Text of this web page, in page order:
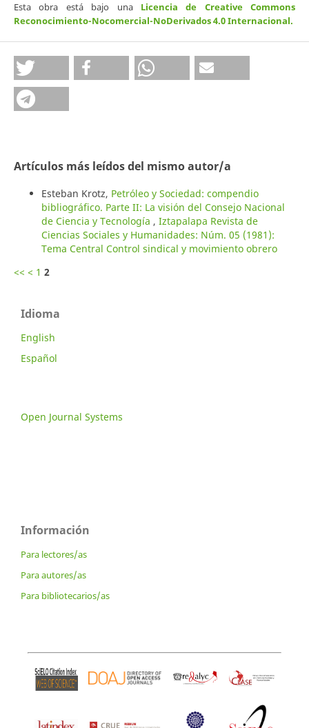
Esta obra está bajo una Licencia de Creative Commons
Reconocimiento-Nocomercial-NoDerivados 4.0 Internacional.
Artículos más leídos del mismo autor/a
Esteban Krotz, Petróleo y Sociedad: compendio
bibliográfico. Parte II: La visión del Consejo Nacional
de Ciencia y Tecnología , Iztapalapa Revista de
Ciencias Sociales y Humanidades: Núm. 05 (1981):
Tema Central Control sindical y movimiento obrero
<< < 1 2
Idioma
English
Español
Open Journal Systems
Información
Para lectores/as
Para autores/as
Para bibliotecarios/as